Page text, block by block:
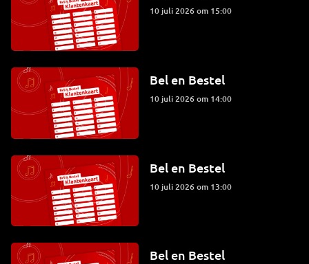
10 juli 2026 om 15:00
Bel en Bestel
10 juli 2026 om 14:00
Bel en Bestel
10 juli 2026 om 13:00
Bel en Bestel